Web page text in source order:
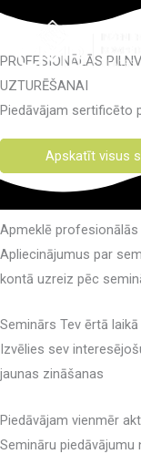
Skip
content
PROFESIONĀLĀS
UZTURĒŠANAI
Piedāvājam sertificēto
Apskatīt visus
Apmeklē
Apliecinājumus par
kontā uzreiz pēc
Seminārs Tev ērtā laikā
Izvēlies sev
jaunas zināšanas
Piedāvājam vienmēr
Semināru